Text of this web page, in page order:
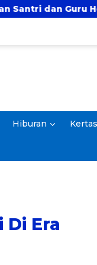
Prof.
Hiburan
Era